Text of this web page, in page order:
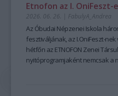
a
-
Etnofon az I. OniFeszt-
2026. 06. 26. | FabulyA_Andrea
Az Óbudai Népzenei Iskola
fesztiváljának, az I.OniFeszt-
hétfőn az ETNOFON Zenei
nyitóprogramjaként nemcsak a